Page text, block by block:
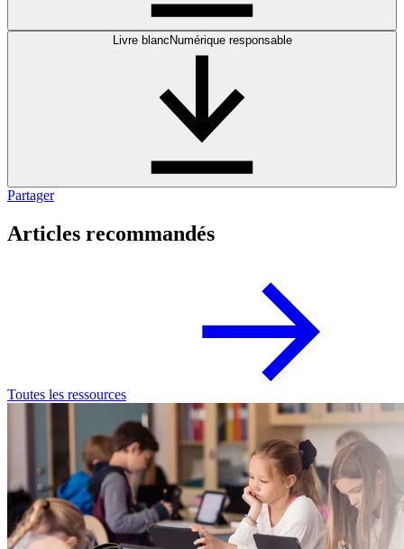
Livre blanc Numérique responsable
Partager
Articles recommandés
Toutes les ressources